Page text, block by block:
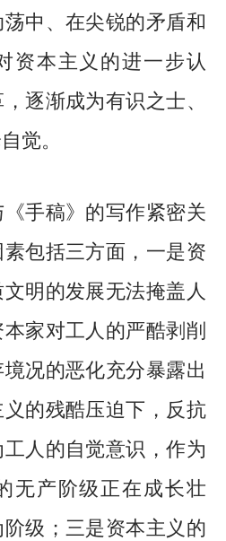
中、在尖锐的矛盾和
资本主义的进一步认
逐渐成为有识之士、
觉。
手稿》的写作紧密关
包括三方面，一是资
明的发展无法掩盖人
家对工人的严酷剥削
况的恶化充分暴露出
的残酷压迫下，反抗
人的自觉意识，作为
无产阶级正在成长壮
级；三是资本主义的